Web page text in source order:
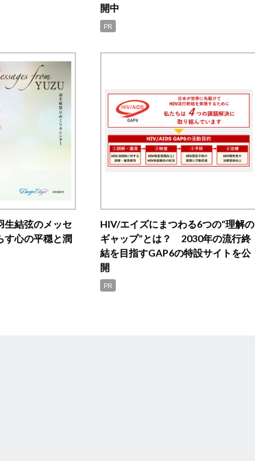
開中
PR
生結弦のメッセ
心の平穏と潤
HIV/エイズにまつわる6つの“理解の
ギャップ”とは？ 2030年の流行終
結を目指すGAP6の特設サイトを公
開
PR